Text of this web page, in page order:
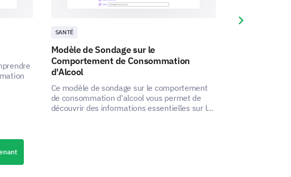
SANTÉ
Modèle de Sondage sur le
Comportement de Consommation
d'Alcool
Ce modèle de sondage sur le comportement
de consommation d'alcool vous permet de
découvrir des informations essentielles sur les
Next slide